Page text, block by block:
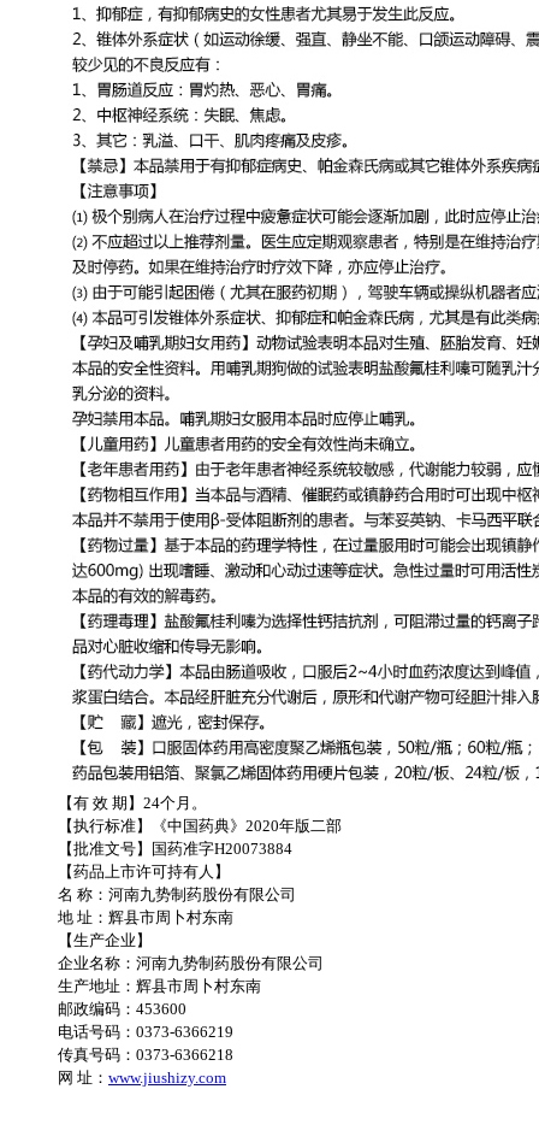
【有 效 期】24个月。
【执行标准】《中国药典》2020年版二部
【批准文号】国药准字H20073884
【药品上市许可持有人】
名 称：河南九势制药股份有限公司
地 址：辉县市周卜村东南
【生产企业】
企业名称：河南九势制药股份有限公司
生产地址：辉县市周卜村东南
邮政编码：453600
电话号码：0373-6366219
传真号码：0373-6366218
网 址： www.jiushizy.com